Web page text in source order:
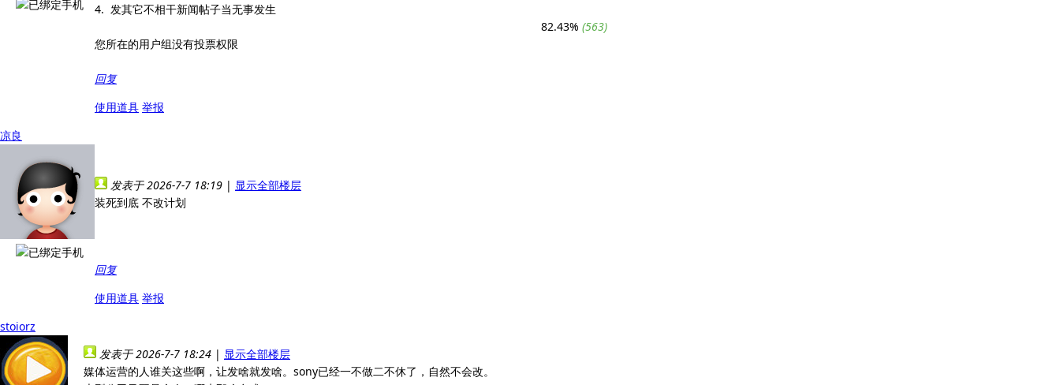
4. 发其它不相干新闻帖子当无事发生
82.43% (563)
您所在的用户组没有投票权限
回复
使用道具 举报
凉良
发表于 2026-7-7 18:19 | 显示全部楼层
装死到底 不改计划
回复
使用道具 举报
stoiorz
发表于 2026-7-7 18:24 | 显示全部楼层
媒体运营的人谁关这些啊，让发啥就发啥。sony已经一不做二不休了，自然不会改。